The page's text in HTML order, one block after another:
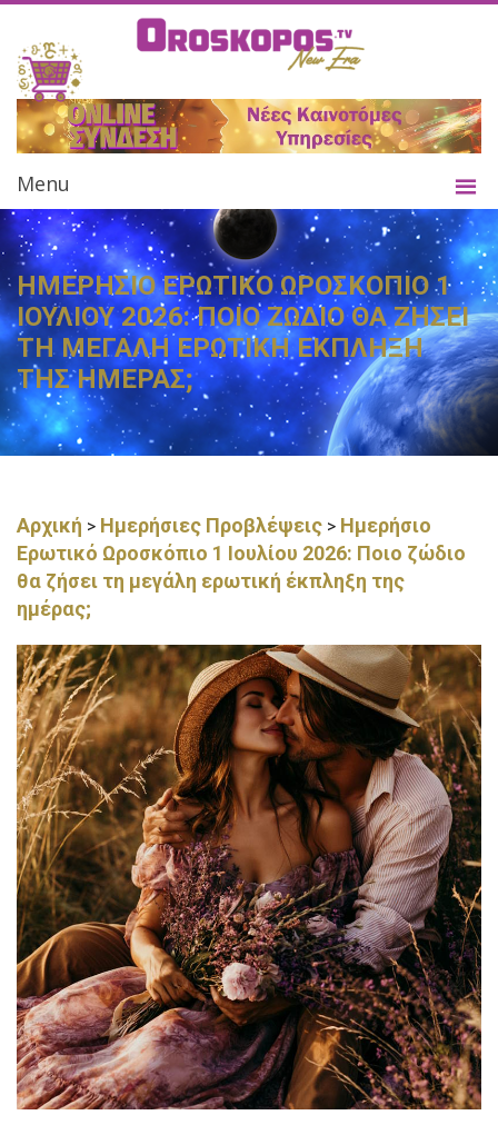
Menu
ΗΜΕΡΗΣΙΟ ΕΡΩΤΙΚΟ ΩΡΟΣΚΟΠΙΟ 1
ΙΟΥΛΙΟΥ 2026: ΠΟΙΟ ΖΩΔΙΟ ΘΑ ΖΗΣΕΙ
ΤΗ ΜΕΓΑΛΗ ΕΡΩΤΙΚΗ ΕΚΠΛΗΞΗ
ΤΗΣ ΗΜΕΡΑΣ;
Αρχική > Ημερήσιες Προβλέψεις > Ημερήσιο
Ερωτικό Ωροσκόπιο 1 Ιουλίου 2026: Ποιο ζώδιο
θα ζήσει τη μεγάλη ερωτική έκπληξη της
ημέρας;